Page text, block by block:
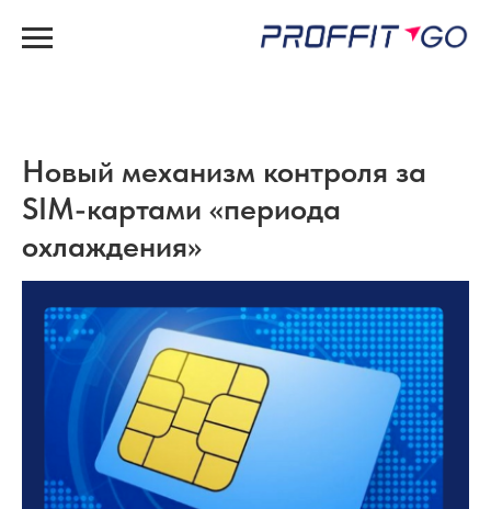
Новый механизм контроля за
SIM-картами «периода
охлаждения»